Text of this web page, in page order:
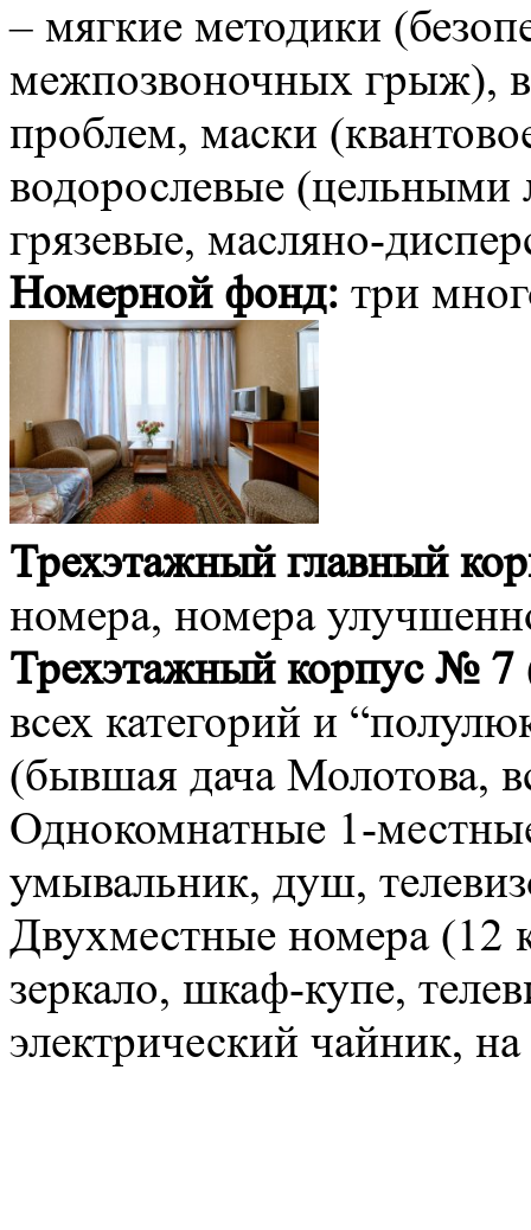
– мягкие методики
межпозвоночных грыж),
проблем, маски
водорослевые
грязевые, масляно-
Номерной фонд: три
Трехэтажный главный
номера, номера
Трехэтажный корпус № 7
всех категорий и
(бывшая дача Молотова,
Однокомнатные 1-
умывальник, душ,
Двухместные номера (12
зеркало, шкаф-купе,
электрический чайник,